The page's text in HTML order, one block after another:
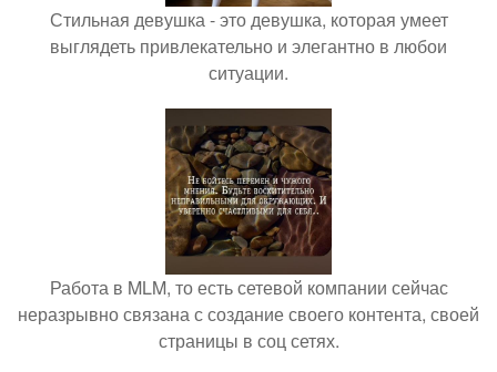
Стильная девушка - это девушка, которая умеет
выглядеть привлекательно и элегантно в любои
ситуации.
Работа в MLM, то есть сетевой компании сейчас
неразрывно связана с создание своего контента, своей
страницы в соц сетях.